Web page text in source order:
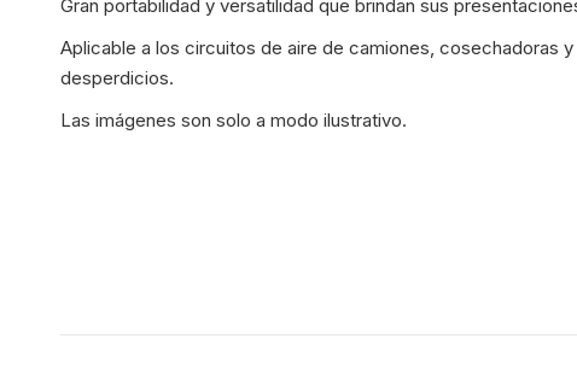
Gran portabilidad y versatilidad que brindan sus
Aplicable a los circuitos de aire de camiones, cosechadoras
desperdicios.
Las imágenes son solo a modo ilustrativo.